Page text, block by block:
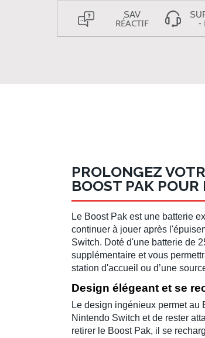
SAV
RÉACTIF -
PROLONGEZ
BOOST PAK
Le Boost Pak est une batterie
continuer à jouer après
Switch. Doté d'une batterie de
supplémentaire et vous
station d'accueil ou d’une
Design élégeant et se
Le design ingénieux permet au
Nintendo Switch et de rester
retirer le Boost Pak, il se